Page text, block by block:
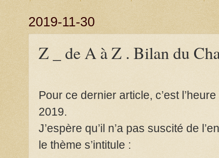
2019-11-30
Z _ de A à Z . Bilan du
Pour ce dernier article, c’est
2019.
J’espère qu’il n’a pas suscité de
le thème s’intitule :